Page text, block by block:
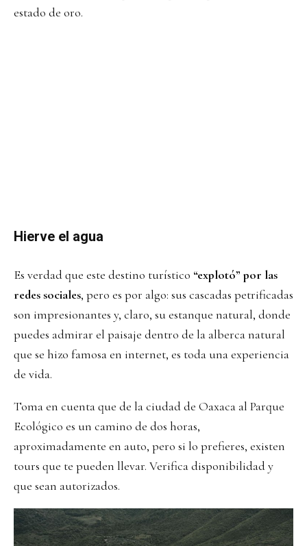
estado de oro.
Hierve el agua
Es verdad que este destino turístico “explotó” por las
redes sociales, pero es por algo: sus cascadas petrificadas
son impresionantes y, claro, su estanque natural, donde
puedes admirar el paisaje dentro de la alberca natural
que se hizo famosa en internet, es toda una experiencia
de vida.
Toma en cuenta que de la ciudad de Oaxaca al Parque
Ecológico es un camino de dos horas,
aproximadamente en auto, pero si lo prefieres, existen
tours que te pueden llevar. Verifica disponibilidad y
que sean autorizados.